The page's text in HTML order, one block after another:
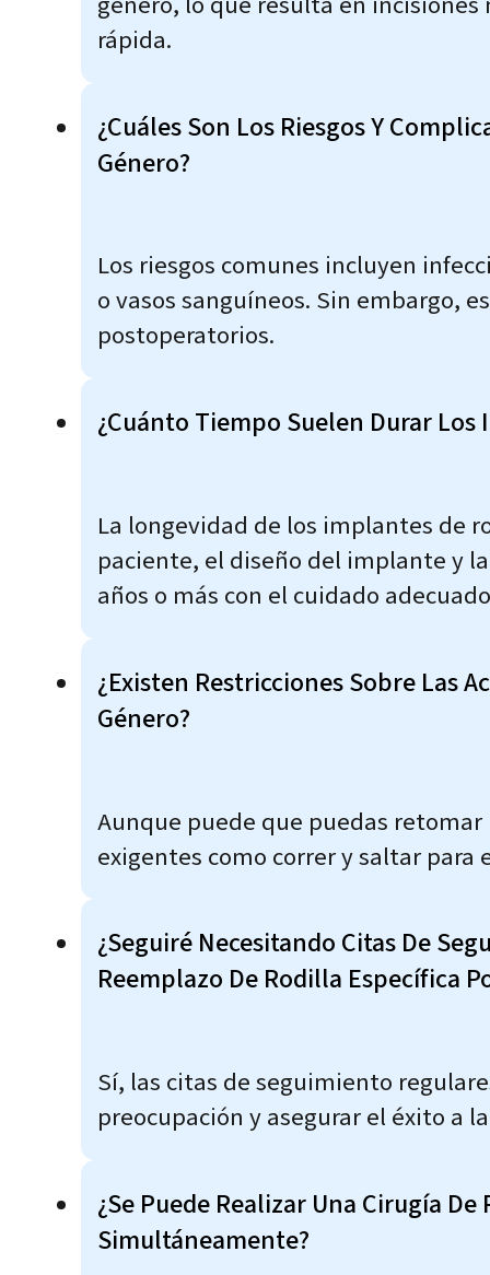
rápida.
¿Cuáles Son Los Riesgos Y
Género?
Los riesgos comunes incluyen
o vasos sanguíneos. Sin embargo,
postoperatorios.
¿Cuánto Tiempo Suelen Durar
La longevidad de los implantes de
paciente, el diseño del implante y
años o más con el cuidado
¿Existen Restricciones Sobre Las
Género?
Aunque puede que puedas
exigentes como correr y saltar
¿Seguiré Necesitando Citas De
Reemplazo De Rodilla Específica
Sí, las citas de seguimiento
preocupación y asegurar el éxito a
¿Se Puede Realizar Una Cirugía
Simultáneamente?